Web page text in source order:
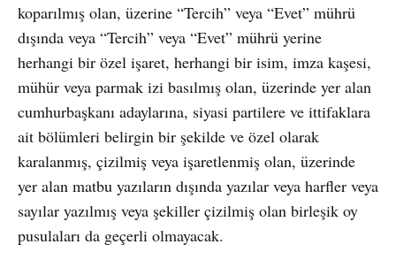
koparılmış olan, üzerine “Tercih” veya “Evet” mührü
dışında veya “Tercih” veya “Evet” mührü yerine
herhangi bir özel işaret, herhangi bir isim, imza kaşesi,
mühür veya parmak izi basılmış olan, üzerinde yer alan
cumhurbaşkanı adaylarına, siyasi partilere ve ittifaklara
ait bölümleri belirgin bir şekilde ve özel olarak
karalanmış, çizilmiş veya işaretlenmiş olan, üzerinde
yer alan matbu yazıların dışında yazılar veya harfler veya
sayılar yazılmış veya şekiller çizilmiş olan birleşik oy
pusulaları da geçerli olmayacak.